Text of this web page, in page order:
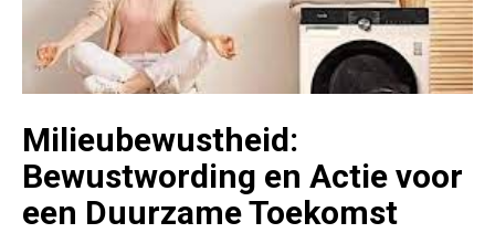
Milieubewustheid:
Bewustwording en Actie voor
een Duurzame Toekomst